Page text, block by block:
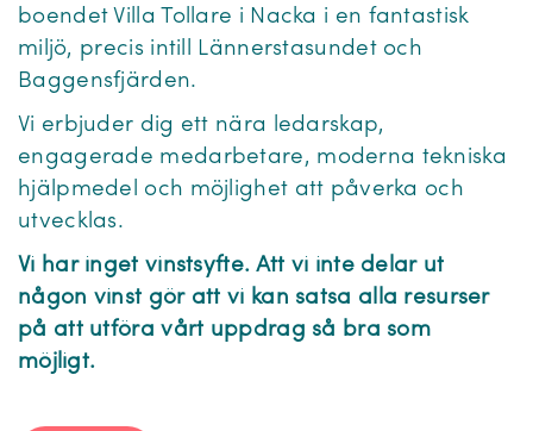
boendet Villa Tollare i Nacka i en fantastisk
miljö, precis intill Lännerstasundet och
Baggensfjärden.
Vi erbjuder dig ett nära ledarskap,
engagerade medarbetare, moderna tekniska
hjälpmedel och möjlighet att påverka och
utvecklas.
Vi har inget vinstsyfte. Att vi inte delar ut
någon vinst gör att vi kan satsa alla resurser
på att utföra vårt uppdrag så bra som
möjligt.